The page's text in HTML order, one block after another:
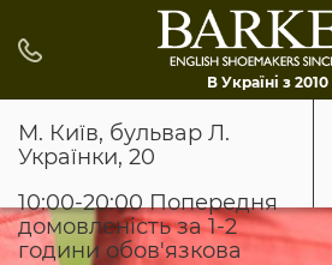
В Україні з 2010
М. Київ, бульвар Л.
Українки, 20
10:00-20:00 Попередня
домовленість за 1-2
години обов'язкова